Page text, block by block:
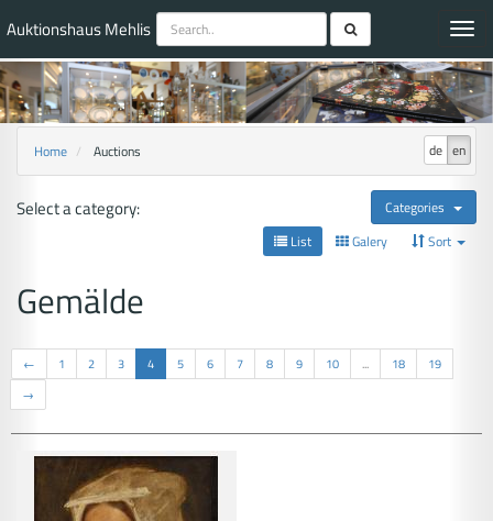
Auktionshaus Mehlis
de en
Home Auctions
Categories
Select a category:
List Galery Sort
Gemälde
← 1 2 3 4 5 6 7 8 9 10 ... 18
19
→